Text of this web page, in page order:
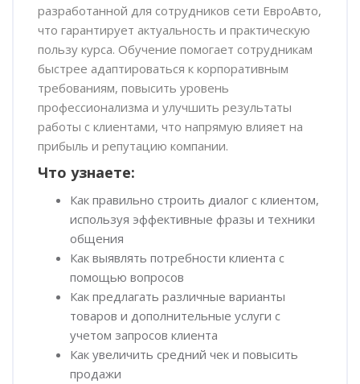
разработанной для сотрудников сети ЕвроАвто,
что гарантирует актуальность и практическую
пользу курса. Обучение помогает сотрудникам
быстрее адаптироваться к корпоративным
требованиям, повысить уровень
профессионализма и улучшить результаты
работы с клиентами, что напрямую влияет на
прибыль и репутацию компании.
Что узнаете:
Как правильно строить диалог с клиентом,
используя эффективные фразы и техники
общения
Как выявлять потребности клиента с
помощью вопросов
Как предлагать различные варианты
товаров и дополнительные услуги с
учетом запросов клиента
Как увеличить средний чек и повысить
продажи